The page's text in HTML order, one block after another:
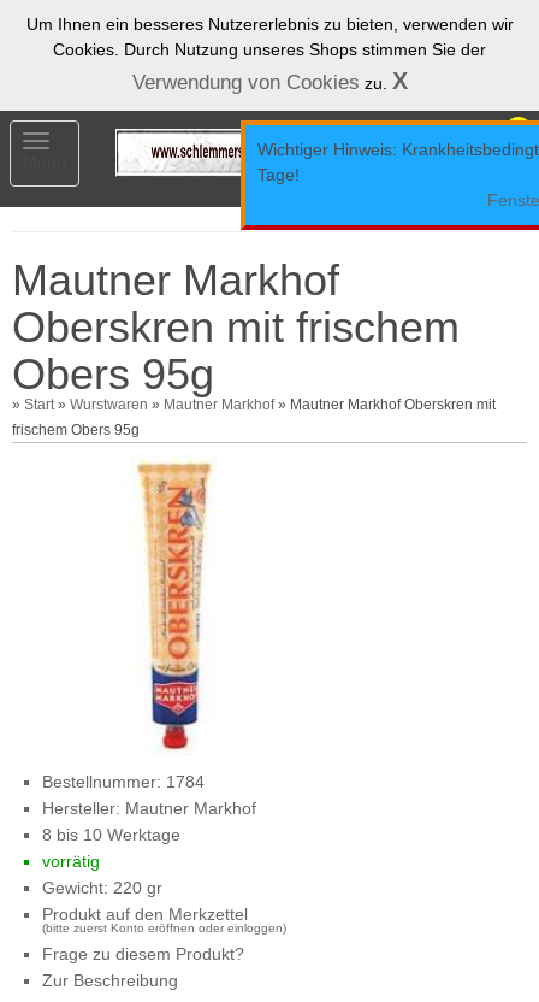
Um Ihnen ein besseres Nutzererlebnis zu bieten, verwenden wir
Cookies. Durch Nutzung unseres Shops stimmen Sie der
Verwendung von Cookies zu. X
Wichtiger Hinweis:
Tage!
0
Toggle
navigation
Mautner Markhof
Oberskren mit frischem
Obers 95g
» Start» Wurstwaren » Mautner Markhof» Mautner Markhof Oberskren mit
frischem Obers 95g
Bestellnummer: 1784
Hersteller: Mautner Markhof
8 bis 10 Werktage
vorrätig
Gewicht: 220 gr
Produkt auf den Merkzettel
(bitte zuerst Konto eröffnen oder einloggen)
Frage zu diesem Produkt?
Zur Beschreibung